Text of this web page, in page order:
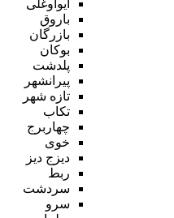
ایواوغلی
باروق
بازرگان
بوکان
پلدشت
پیرانشهر
تازه شهر
تکاب
چهاربرج
خوی
دیزج دیز
ربط
سردشت
سرو